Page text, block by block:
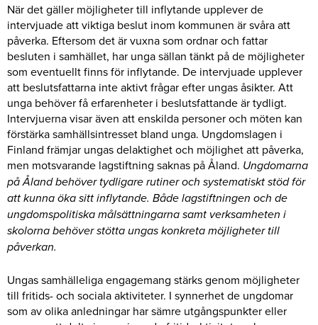
När det gäller möjligheter till inflytande upplever de
intervjuade att viktiga beslut inom kommunen är svåra att
påverka. Eftersom det är vuxna som ordnar och fattar
besluten i samhället, har unga sällan tänkt på de möjligheter
som eventuellt finns för inflytande. De intervjuade upplever
att beslutsfattarna inte aktivt frågar efter ungas åsikter. Att
unga behöver få erfarenheter i beslutsfattande är tydligt.
Intervjuerna visar även att enskilda personer och möten kan
förstärka samhällsintresset bland unga. Ungdomslagen i
Finland främjar ungas delaktighet och möjlighet att påverka,
men motsvarande lagstiftning saknas på Åland. Ungdomarna
på Åland behöver tydligare rutiner och systematiskt stöd för
att kunna öka sitt inflytande. Både lagstiftningen och de
ungdomspolitiska målsättningarna samt verksamheten i
skolorna behöver stötta ungas konkreta möjligheter till
påverkan.
Ungas samhälleliga engagemang stärks genom möjligheter
till fritids- och sociala aktiviteter. I synnerhet de ungdomar
som av olika anledningar har sämre utgångspunkter eller